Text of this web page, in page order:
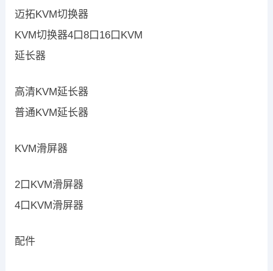
迈拓KVM切换器
KVM切换器4口8口16口KVM
延长器
高清KVM延长器
普通KVM延长器
KVM滑屏器
2口KVM滑屏器
4口KVM滑屏器
配件